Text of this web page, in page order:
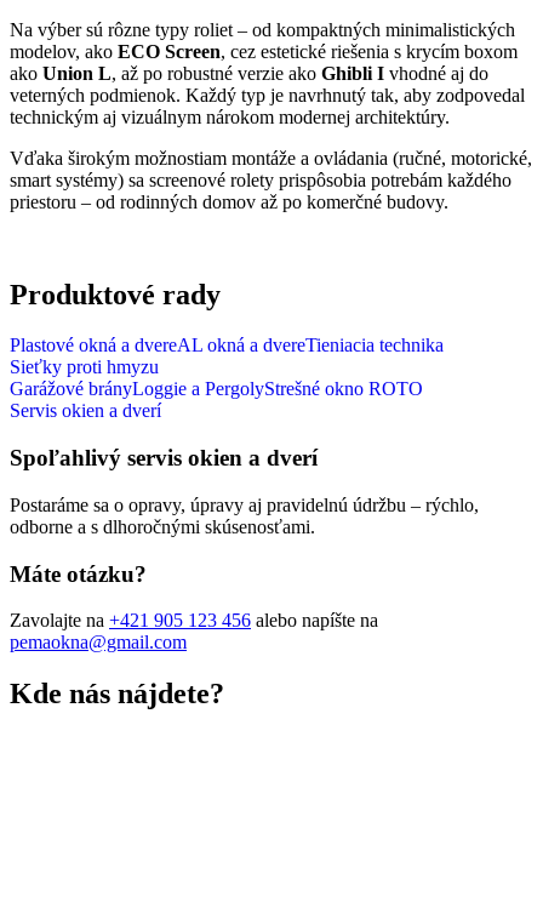
Na výber sú rôzne typy roliet – od kompaktných minimalistických
modelov, ako ECO Screen, cez estetické riešenia s krycím boxom
ako Union L, až po robustné verzie ako Ghibli I vhodné aj do
veterných podmienok. Každý typ je navrhnutý tak, aby zodpovedal
technickým aj vizuálnym nárokom modernej architektúry.
Vďaka širokým možnostiam montáže a ovládania (ručné, motorické,
smart systémy) sa screenové rolety prispôsobia potrebám každého
priestoru – od rodinných domov až po komerčné budovy.
Produktové rady
Plastové okná a dvereAL okná a dvereTieniacia technika
Sieťky proti hmyzu
Garážové brányLoggie a PergolyStrešné okno ROTO
Servis okien a dverí
Spoľahlivý servis okien a dverí
Postaráme sa o opravy, úpravy aj pravidelnú údržbu – rýchlo,
odborne a s dlhoročnými skúsenosťami.
Máte otázku?
Zavolajte na +421 905 123 456 alebo napíšte na
pemaokna@gmail.com
Kde nás nájdete?